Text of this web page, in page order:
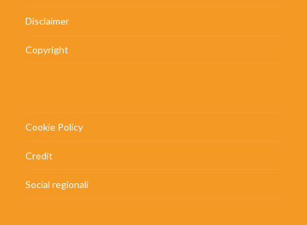
Disclaimer
Copyright
Cookie Policy
Credit
Social regionali